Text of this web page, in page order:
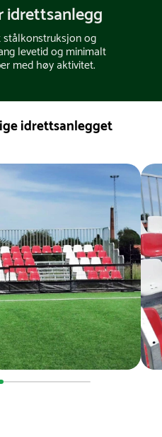
idrettsanlegg
stålkonstruksjon og
levetid og minimalt
med høy aktivitet.
idrettsanlegget